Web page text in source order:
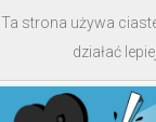
Ta strona używa
działać lepiej.